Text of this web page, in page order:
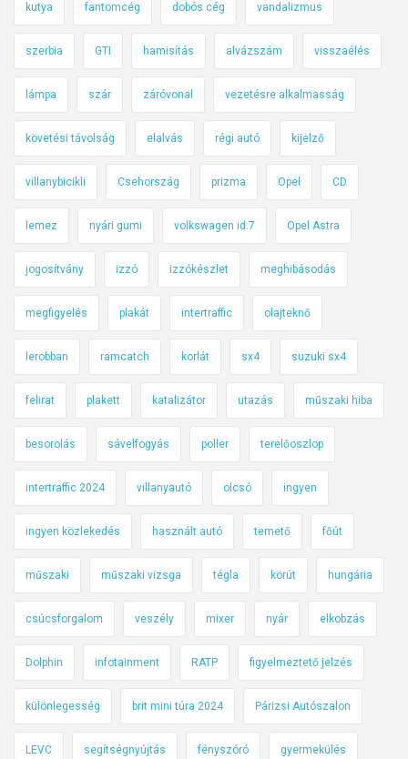
kutya fantomcég dobós cég vandalizmus
szerbia GTI hamisítás alvázszám visszaélés
lámpa szár záróvonal vezetésre alkalmasság
követési távolság elalvás régi autó kijelző
villanybicikli Csehország prizma Opel CD
lemez nyári gumi volkswagen id.7 Opel Astra
jogosítvány izzó izzókészlet meghibásodás
megfigyelés plakát intertraffic olajteknő
lerobban ramcatch korlát sx4 suzuki sx4
felirat plakett katalizátor utazás műszaki hiba
besorolás sávelfogyás poller terelőoszlop
intertraffic 2024 villanyautó olcsó ingyen
ingyen közlekedés használt autó temető főút
műszaki műszaki vizsga tégla körút hungária
csúcsforgalom veszély mixer nyár elkobzás
Dolphin infotainment RATP figyelmeztető jelzés
különlegesség brit mini túra 2024 Párizsi Autószalon
LEVC segítségnyújtás fényszóró gyermekülés